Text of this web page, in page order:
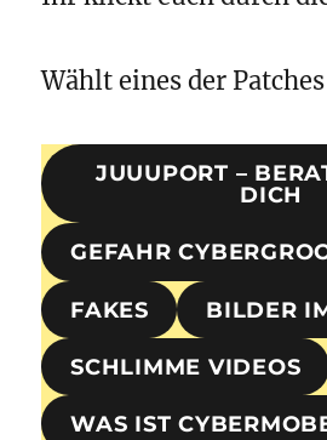
Wählt eines der
JUUUPORT –
DICH
GEFAHR
FAKES BILDER
SCHLIMME VIDEOS
WAS IST